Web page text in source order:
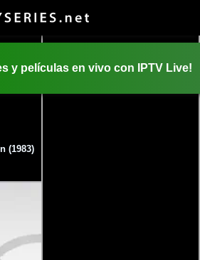
y películas en vivo con IPTV Live!
(1983)